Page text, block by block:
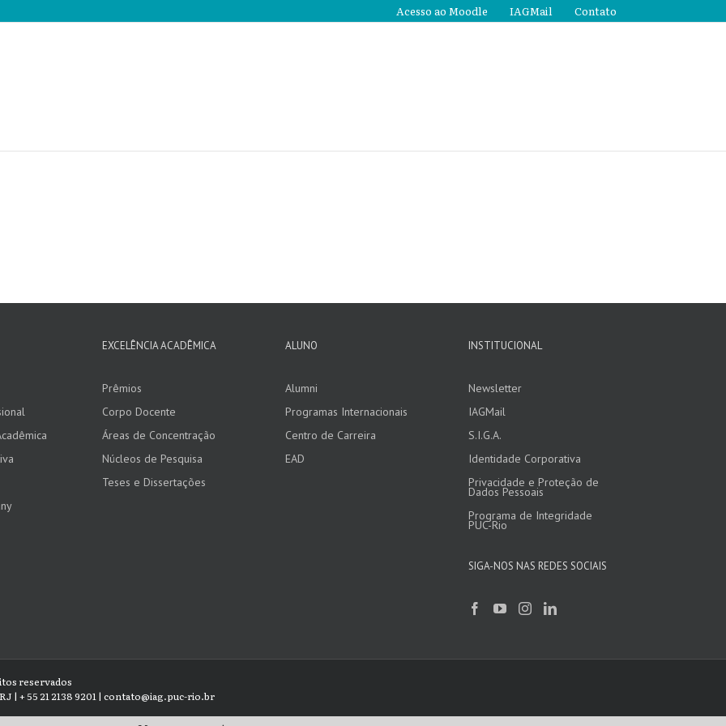
Acesso ao Moodle IAGMail Contato
EXCELÊNCIA ACADÊMICA
Prêmios
Corpo Docente
Áreas de Concentração
Núcleos de Pesquisa
Teses e Dissertações
ALUNO
Alumni
Programas Internacionais
Centro de Carreira
EAD
INSTITUCIONAL
Newsletter
IAGMail
S.I.G.A.
Identidade Corporativa
Privacidade e Proteção de
Dados Pessoais
Programa de Integridade
PUC-Rio
SIGA-NOS NAS REDES SOCIAIS
reservados
| + 55 21 2138 9201 | contato@iag.puc-rio.br